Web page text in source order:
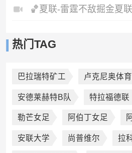
热门TAG
巴拉瑞特矿工 卢克尼奥体
安德莱赫特B队 特拉福德联
勒芒女足 阿伯丁女足
安联大学 尚普维尔 拉